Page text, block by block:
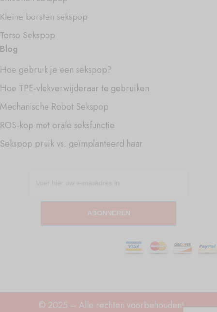
Kleine borsten sekspop
Torso Sekspop
Blog
Hoe gebruik je een sekspop?
Hoe TPE-vlekverwijderaar te gebruiken
Mechanische Robot Sekspop
ROS-kop met orale seksfunctie
Sekspop pruik vs. geïmplanteerd haar
ABONNEREN
© 2025 – Alle rechten voorbehouden!